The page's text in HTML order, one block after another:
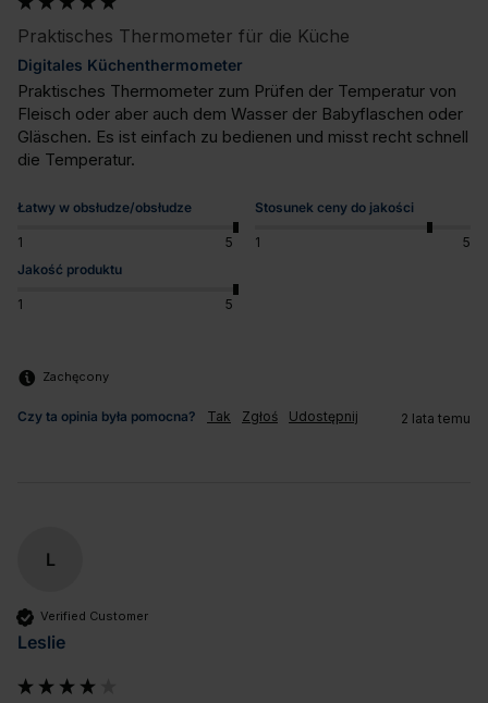
Praktisches Thermometer für die Küche
Digitales Küchenthermometer
Praktisches Thermometer zum Prüfen der Temperatur von
Fleisch oder aber auch dem Wasser der Babyflaschen oder
Gläschen. Es ist einfach zu bedienen und misst recht schnell
die Temperatur.
Łatwy w obsłudze/obsłudze
1 5
Stosunek ceny do jakości
1
5
Jakość produktu
1 5
Zachęcony
Czy ta opinia była pomocna? Tak Zgłoś Udostępnij 2 lata temu
L
Verified Customer
Leslie